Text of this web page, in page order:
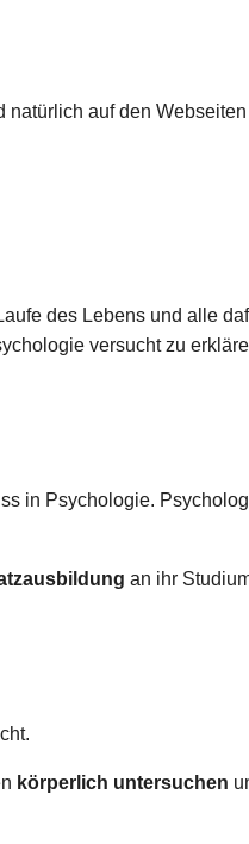
natürlich auf den
des Lebens und alle
versucht zu
in Psychologie.
an ihr
körperlich untersuchen